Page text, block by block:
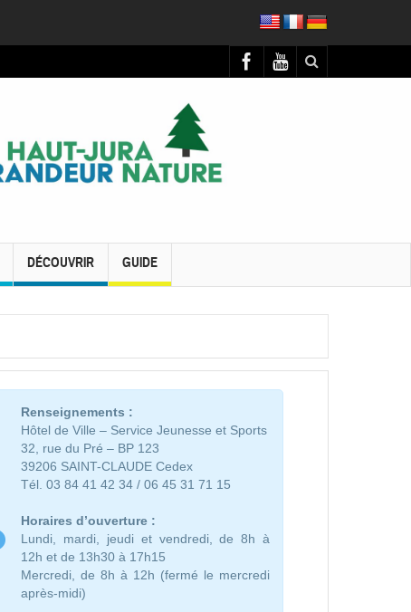
DÉCOUVRIR GUIDE
Renseignements :
Hôtel de Ville – Service Jeunesse et Sports
32, rue du Pré – BP 123
39206 SAINT-CLAUDE Cedex
Tél. 03 84 41 42 34 / 06 45 31 71 15
Horaires d’ouverture :
Lundi, mardi, jeudi et vendredi, de 8h à
12h et de 13h30 à 17h15
Mercredi, de 8h à 12h (fermé le mercredi
après-midi)